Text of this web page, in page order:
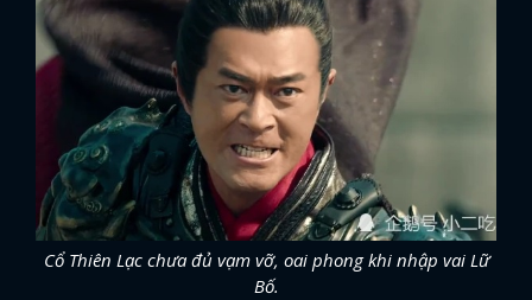
Cổ Thiên Lạc chưa đủ vạm vỡ, oai phong khi nhập vai Lữ
Bố.